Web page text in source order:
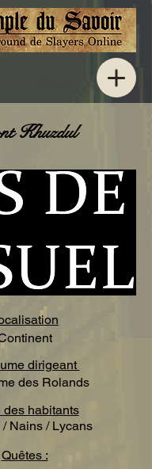
Khuzdul
dirigeant
des habitants
Quêtes :
des Rolands
/ Nains / Lycans